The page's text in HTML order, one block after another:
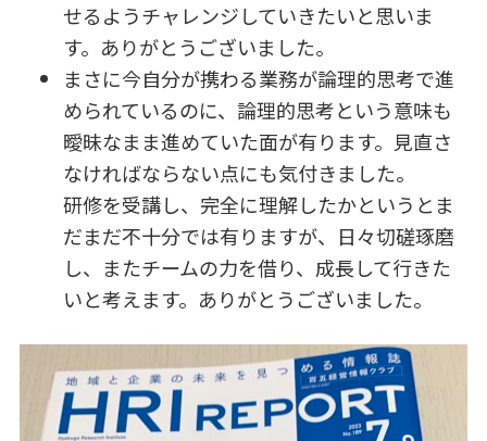
せるようチャレンジしていきたいと思いま
す。ありがとうございました。
まさに今自分が携わる業務が論理的思考で進
められているのに、論理的思考という意味も
曖昧なまま進めていた面が有ります。見直さ
なければならない点にも気付きました。
研修を受講し、完全に理解したかというとま
だまだ不十分では有りますが、日々切磋琢磨
し、またチームの力を借り、成長して行きた
いと考えます。ありがとうございました。